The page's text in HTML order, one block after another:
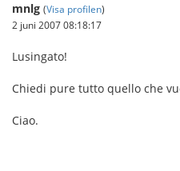
mnlg (Visa profilen)
2 juni 2007 08:18:17
Lusingato!
Chiedi pure tutto quello che
Ciao.